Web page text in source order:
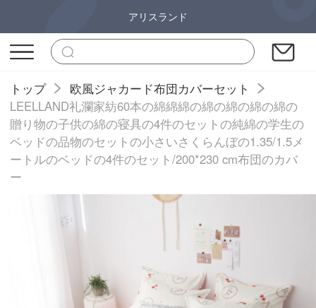
アリスランド
トップ
欧風ジャカード布団カバーセット
LEELLAND礼瀾家紡60本の綿綿綿の綿の綿の綿の綿の
贈り物の子供の綿の寝具の4件のセットの純綿の学生の
ベッドの品物のセットの小さいさくらんぼの1.35/1.5メ
ートルのベッドの4件のセット/200*230 cm布団のカバ
ー